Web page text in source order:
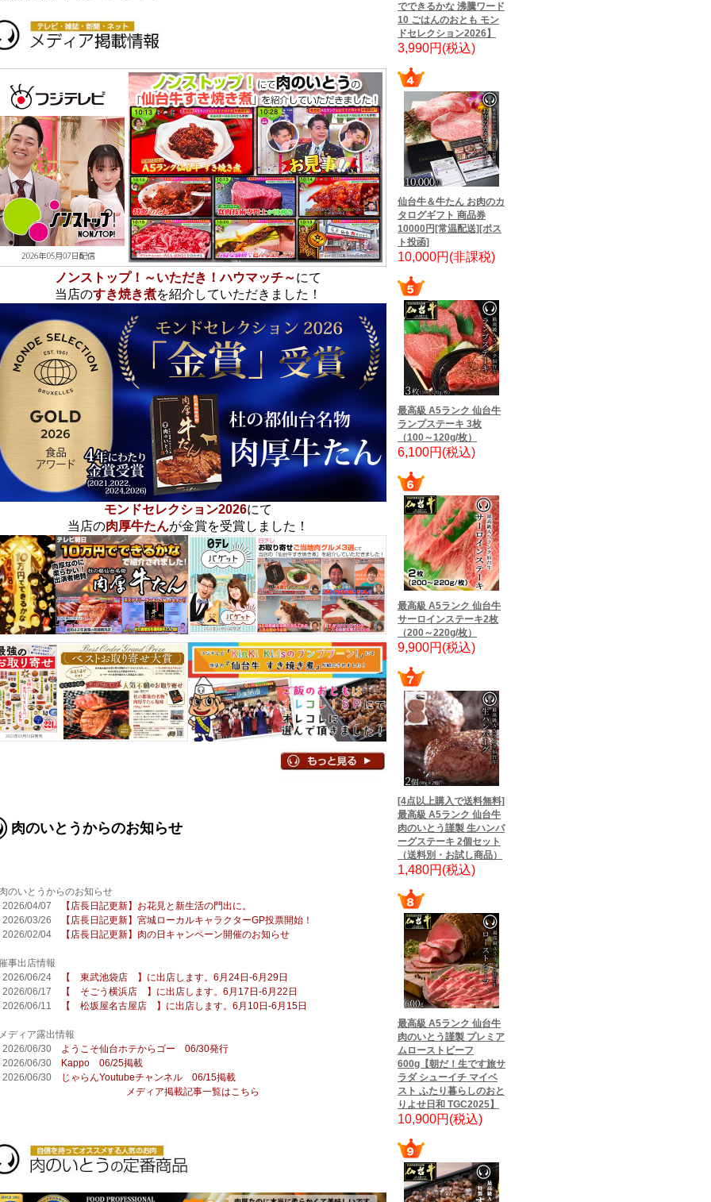
ノンストップ！～いただき！ハウマッチ～にて
当店のすき焼き煮を紹介していただきました！
モンドセレクション2026にて
当店の肉厚牛たんが金賞を受賞しました！
肉のいとうからのお知らせ
のいとうからのお知らせ
2026/04/07
【店長日記更新】お花見と新生活の門出に。
2026/03/26
【店長日記更新】宮城ローカルキャラクターGP投票開始！
2026/02/04
【店長日記更新】肉の日キャンペーン開催のお知らせ
事出店情報
2026/06/24
【 東武池袋店 】に出店します。6月24日-6月29日
2026/06/17
【 そごう横浜店 】に出店します。6月17日-6月22日
2026/06/11
【 松坂屋名古屋店 】に出店します。6月10日-6月15日
ディア露出情報
2026/06/30 ようこそ仙台ホテからゴー 06/30発行
2026/06/30
Kappo 06/25掲載
2026/06/30
じゃらんYoutubeチャンネル 06/15掲載
メディア掲載記事一覧はこちら
でできるかな 沸騰ワード
10 ごはんのおとも モン
ドセレクション2026】
3,990円(税込)
仙台牛＆牛たん お肉のカ
タログギフト 商品券
10000円[常温配送][ポス
ト投函]
10,000円(非課税)
最高級 A5ランク 仙台牛
ランプステーキ 3枚
（100～120g/枚）
6,100円(税込)
最高級 A5ランク 仙台牛
サーロインステーキ2枚
（200～220g/枚）
9,900円(税込)
[4点以上購入で送料無料]
最高級 A5ランク 仙台牛
肉のいとう謹製 生ハンバ
ーグステーキ 2個セット
（送料別・お試し商品）
1,480円(税込)
最高級 A5ランク 仙台牛
肉のいとう謹製 プレミア
ムローストビーフ
600g【朝だ！生です旅サ
ラダ シューイチ マイベ
スト ふたり暮らしのおと
りよせ日和 TGC2025】
10,900円(税込)